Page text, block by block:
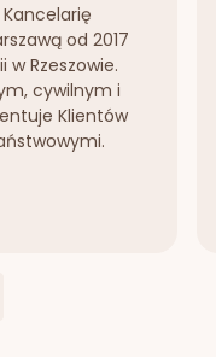
od 2017
w Rzeszowie.
cywilnym i
Klientów